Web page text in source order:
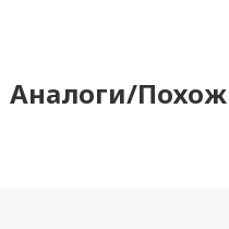
Аналоги/